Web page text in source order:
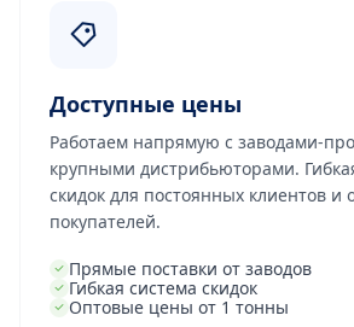
Доступные цены
Работаем напрямую с заводами-
крупными дистрибьюторами.
скидок для постоянных клиентов и
покупателей.
Прямые поставки от заводов
Гибкая система скидок
Оптовые цены от 1 тонны